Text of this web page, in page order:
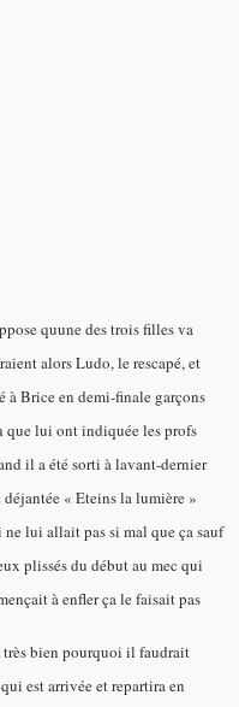
quune des trois filles va
alors Ludo, le rescapé, et
à Brice en demi-finale garçons
que lui ont indiquée les profs
il a été sorti à lavant-dernier
« Eteins la lumière »
lui allait pas si mal que ça sauf
plissés du début au mec qui
à enfler ça le faisait pas
très bien pourquoi il faudrait
est arrivée et repartira en